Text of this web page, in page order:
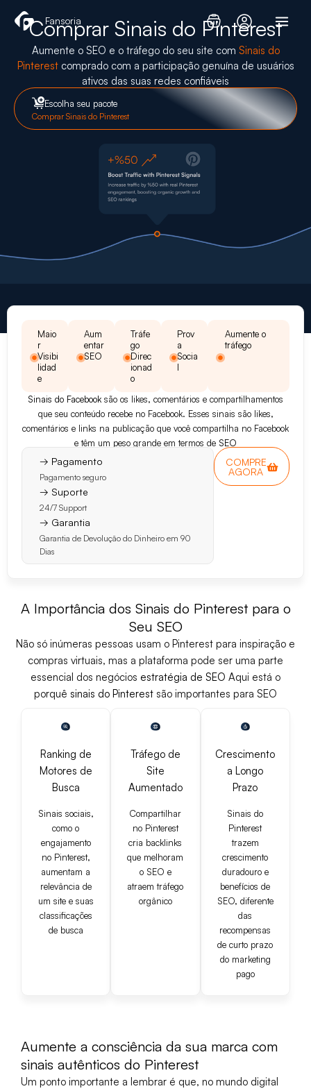
Fansoria
Comprar Sinais do Pinterest
Aumente o SEO e o tráfego do seu site com Sinais do
Pinterestcomprado com a participação genuína de usuários
ativos das suas redes confiáveis
Escolha seu pacote
Comprar Sinais do Pinterest
Maio
r
Visibi
lidad
e
Aum
entar
SEO
Tráfe
go
Direc
ionad
o
Prov
a
Socia
l
Aumente o
tráfego
Sinais do Facebook são os likes, comentários e compartilhamentos
que seu conteúdo recebe no Facebook. Esses sinais são likes,
comentários e links na publicação que você compartilha no Facebook
e têm um peso grande em termos de SEO
→ Pagamento
Pagamento seguro
→ Suporte
24/7 Support
→ Garantia
Garantia de Devolução do Dinheiro em 90
Dias
COMPRE
AGORA
A Importância dos Sinais do Pinterest para o
Seu SEO
Não só inúmeras pessoas usam o Pinterest para inspiração e
compras virtuais, mas a plataforma pode ser uma parte
essencial dos negócios estratégia de SEO Aqui está o
porquê sinais do Pinterest são importantes para SEO
Ranking de
Motores de
Busca
Sinais sociais,
como o
engajamento
no Pinterest,
aumentam a
relevância de
um site e suas
classificações
de busca
Tráfego de
Site
Aumentado
Compartilhar
no Pinterest
cria backlinks
que melhoram
o SEO e
atraem tráfego
orgânico
Crescimento
a Longo
Prazo
Sinais do
Pinterest
trazem
crescimento
duradouro e
benefícios de
SEO, diferente
das
recompensas
de curto prazo
do marketing
pago
Aumente a consciência da sua marca com
sinais autênticos do Pinterest
Um ponto importante a lembrar é que, no mundo digital